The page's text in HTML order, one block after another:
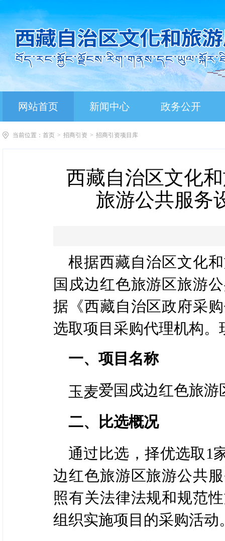
网站首页 新闻中心 政务公开
当前位置： 首页 > 招商引资 > 招商引资项目库
西藏自治区文化
旅游公共服务
根据西藏自治区文化
国戍边红色旅游区旅游
据《西藏自治区政府采
选取项目采购代理机构
一、项目名称
玉麦爱国戍边红色旅
二、比选概况
通过比选，择优选取1
边红色旅游区旅游公共
照有关法律法规和规范
组织实施项目的采购活动